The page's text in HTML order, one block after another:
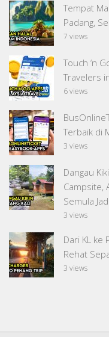
Tempat
Padang,
7 views
Touch ‘n
Travelers
6 views
Terbaik di
3 views
Dangau
Campsite,
Semula Jadi
3 views
Dari KL ke
Rehat
3 views